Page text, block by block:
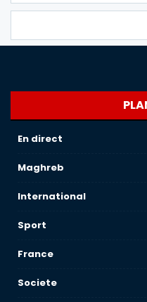
En direct
Maghreb
International
Sport
France
Societe